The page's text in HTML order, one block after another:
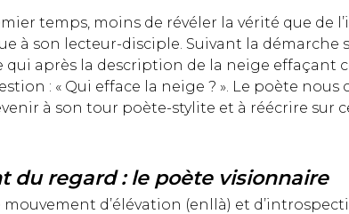
temps, moins de révéler la vérité que de
à son lecteur-disciple. Suivant la
qui après la description de la neige effaçant
: « Qui efface la neige ? ». Le poète
à son tour poète-stylite et à réécrire sur
du regard : le poète visionnaire
d’élévation (enllà) et